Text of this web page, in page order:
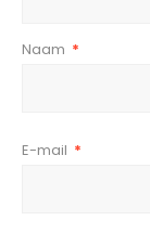
Naam *
E-mail *